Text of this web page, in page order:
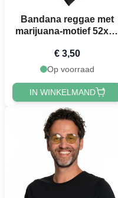
Bandana reggae met
marijuana-motief 52x55
€ 3,50
Op voorraad
IN WINKELMAND